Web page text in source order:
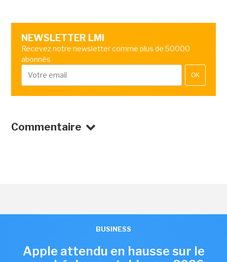
NEWSLETTER LMI
Recevez notre newsletter comme plus de 50000
abonnés
OK
Commentaire
BUSINESS
Apple attendu en hausse sur le